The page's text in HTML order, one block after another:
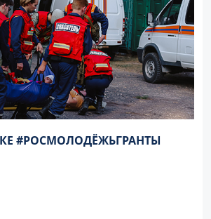
#РОСМОЛОДЁЖЬГРАНТЫ